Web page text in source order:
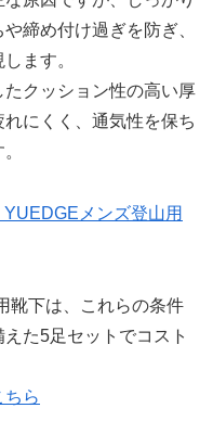
締め付け過ぎを防ぎ、
ます。
クッション性の高い厚
にくく、通気性を保ち
メンズ登山用
靴下は、これらの条件
た5足セットでコスト
ちら